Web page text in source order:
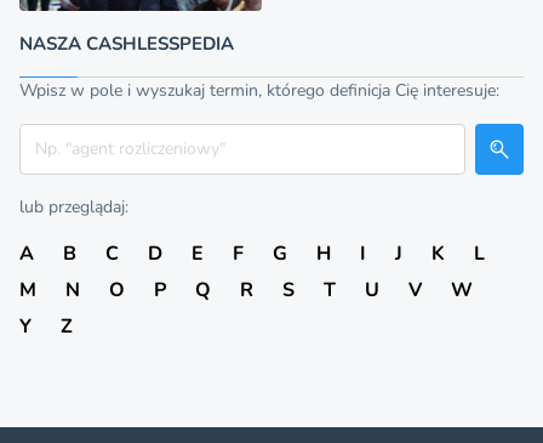
NASZA CASHLESSPEDIA
Wpisz w pole i wyszukaj termin, którego definicja Cię interesuje:
Szukaj
lub przeglądaj:
A B C D E F G H I J K
L
M
N O P Q R S T U V
W
Y
Z